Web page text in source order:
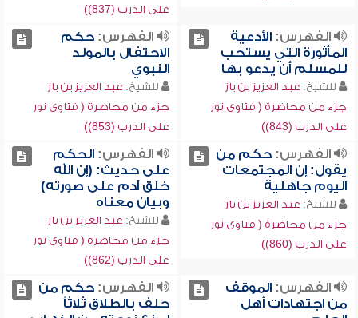
على الدرب (837))
الفهرس:الأدعية
المأثورة التي يستحب
للمسلم أن يدعو بها
للشيخ: عبد العزيز بن باز
جزء من محاضرة ( فتاوى نور
على الدرب (843))
الفهرس:حكم
الاحتفال بالمولد
النبوي
للشيخ: عبد العزيز بن باز
جزء من محاضرة ( فتاوى نور
على الدرب (853))
الفهرس:حكم من
يقول: إن المجتمعات
اليوم جاهلية
للشيخ: عبد العزيز بن باز
جزء من محاضرة ( فتاوى نور
على الدرب (860))
الفهرس:الحكم
على حديث: (إن الله
خلق آدم على صورته)
وبيان معناه
للشيخ: عبد العزيز بن باز
جزء من محاضرة ( فتاوى نور
على الدرب (862))
الفهرس:الموقف
من اجتهادات أهل
الفهرس:حكم من
حلف بالطلاق ثلاثاً